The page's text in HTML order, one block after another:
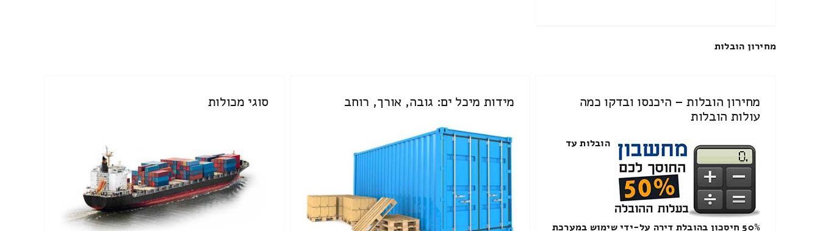
מחירון הובלות
מחירון הובלות – היכנסו ובדקו כמה
עולות הובלות
הובלות עד
50% חיסכון בהובלת דירה על-ידי שימוש במערכת
מידות מיכל ים: גובה, אורך, רוחב סוגי מכולות